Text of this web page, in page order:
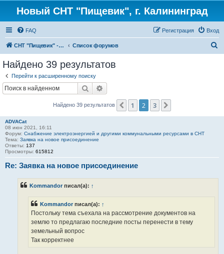
Новый СНТ "Пищевик", г. Калининград
FAQ Вход
Регистрация
СНТ "Пищевик" - возвращение на Главную страницу Список форумов
Найдено 39 результатов
Перейти к расширенному поиску
Поиск
Найдено 39 результатов Пред.
1 2 3
ADVACat
08 июн 2021, 16:11
Форум: Снабжение электроэнергией и другими коммунальными ресурсами в СНТ
Тема: Заявка на новое присоединение
Ответы: 137
Просмотры: 615812
Re: Заявка на новое присоединение
Kommandor писал(а): ↑
Kommandorписал(а): ↑
Постольку тема съехала на рассмотрение документов на
землю то предлагаю последние посты перенести в тему
земельный вопрос
Так корректнее